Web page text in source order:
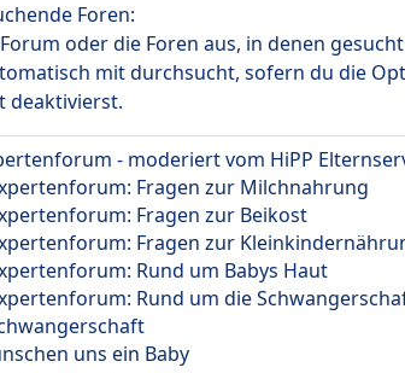
Foren:
oder die Foren aus, in denen
mit durchsucht, sofern du die
deaktivierst.